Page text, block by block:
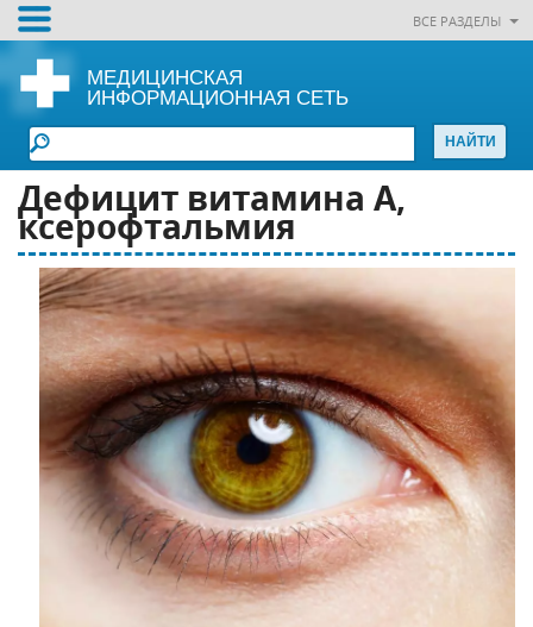
ВСЕ РАЗДЕЛЫ
МЕДИЦИНСКАЯ
ИНФОРМАЦИОННАЯ СЕТЬ
Дефицит витамина А,
ксерофтальмия